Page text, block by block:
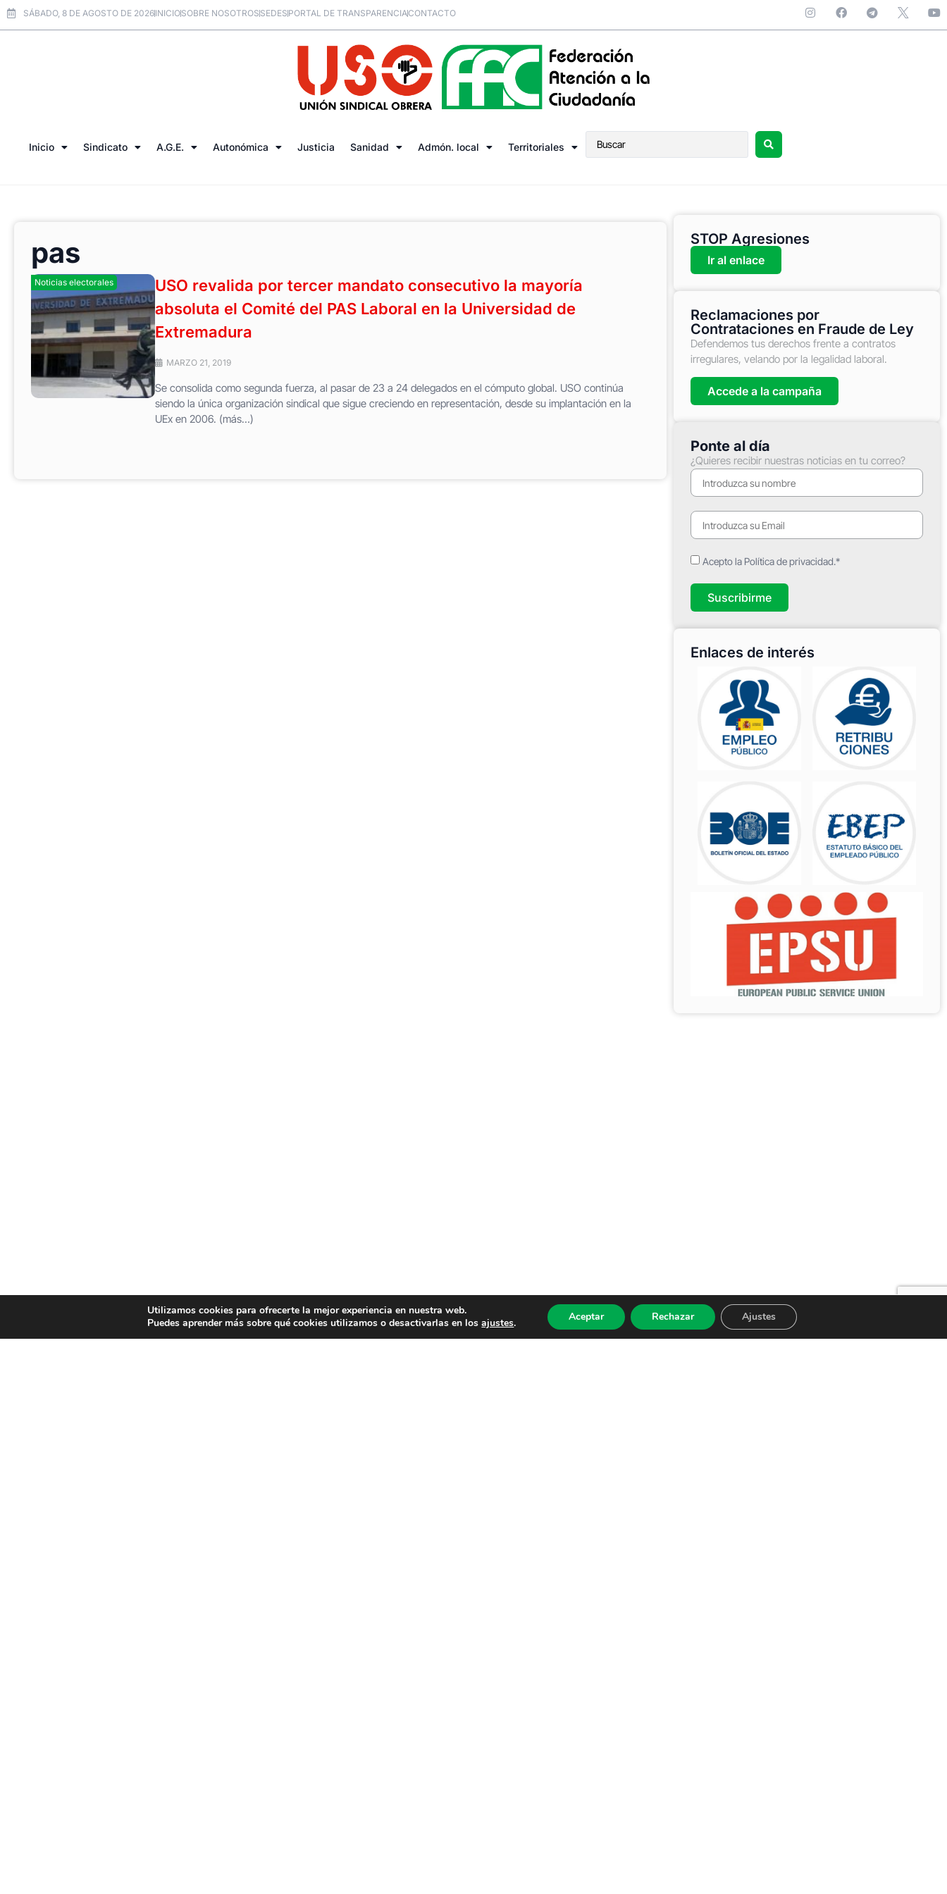
SÁBADO, 8 DE AGOSTO DE 2026INICIOSOBRE NOSOTROSSEDESPORTAL DE TRANSPARENCIACONTACTO
Inicio Sindicato A.G.E. Autonómica Justicia Sanidad Admón. local Territoriales
pas
Noticias electorales
USO revalida por tercer mandato consecutivo la mayoría
absoluta el Comité del PAS Laboral en la Universidad de
Extremadura
MARZO 21, 2019
Se consolida como segunda fuerza, al pasar de 23 a 24 delegados en el cómputo global. USO continúa
siendo la única organización sindical que sigue creciendo en representación, desde su implantación en la
UEx en 2006. (más…)
STOP Agresiones
Ir al enlace
Reclamaciones por
Contrataciones en Fraude de Ley
Defendemos tus derechos frente a contratos
irregulares, velando por la legalidad laboral.
Accede a la campaña
Ponte al día
¿Quieres recibir nuestras noticias en tu correo?
Acepto la Política de privacidad.*
Suscribirme
Enlaces de interés
Utilizamos cookies para ofrecerte la mejor experiencia en nuestra web.
Puedes aprender más sobre qué cookies utilizamos o desactivarlas en losajustes. Aceptar Rechazar Ajustes